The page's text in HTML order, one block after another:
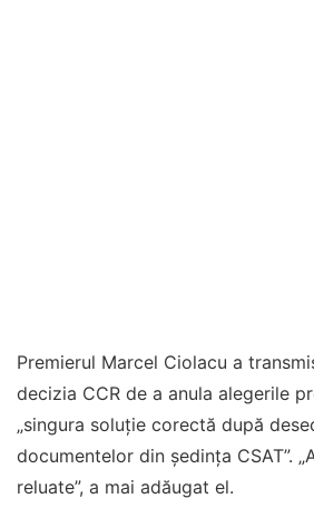
Premierul Marcel Ciolacu a
decizia CCR de a anula alegerile
„singura soluție corectă după
documentelor din ședința CSAT”.
reluate”, a mai adăugat el.